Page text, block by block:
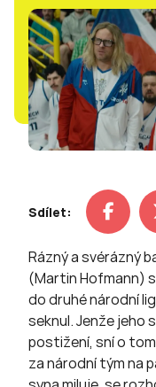
Sdílet:
Rázný a svérázný
(Martin Hofmann)
do druhé národní
seknul. Jenže jeho
postižení, sní o
za národní tým na